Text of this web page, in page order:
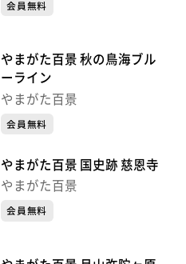
会員無料
やまがた百景 秋の鳥海ブル
ーライン
やまがた百景
会員無料
やまがた百景 国史跡 慈恩寺
やまがた百景
会員無料